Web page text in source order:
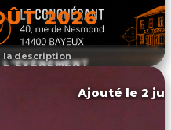
la description
2026
Ajouté le 2